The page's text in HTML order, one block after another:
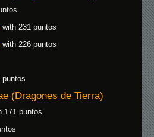
with 231 puntos
with 226 puntos
puntos
(Dragones de Tierra)
171 puntos